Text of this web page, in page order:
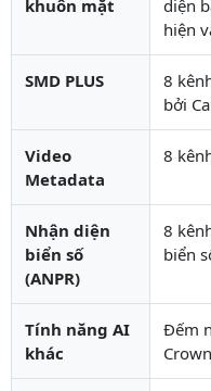
khuôn mặt
diện
hiện
SMD PLUS
8
bởi
Video
Metadata
8
Nhận diện
biển số
(ANPR)
8
biển
Tính năng AI
khác
Đếm